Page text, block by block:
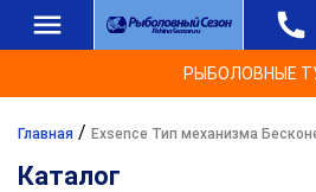
РЫБОЛОВНЫЕ
Главная / Exsence Тип механизма
Каталог